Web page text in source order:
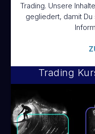
Trading. Unsere
gegliedert, damit
Trading